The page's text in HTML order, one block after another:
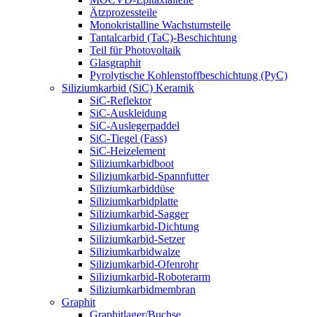
Ätzprozessteile
Monokristalline Wachstumsteile
Tantalcarbid (TaC)-Beschichtung
Teil für Photovoltaik
Glasgraphit
Pyrolytische Kohlenstoffbeschichtung (PyC)
Siliziumkarbid (SiC) Keramik
SiC-Reflektor
SiC-Auskleidung
SiC-Auslegerpaddel
SiC-Tiegel (Fass)
SiC-Heizelement
Siliziumkarbidboot
Siliziumkarbid-Spannfutter
Siliziumkarbiddüse
Siliziumkarbidplatte
Siliziumkarbid-Sagger
Siliziumkarbid-Dichtung
Siliziumkarbid-Setzer
Siliziumkarbidwalze
Siliziumkarbid-Ofenrohr
Siliziumkarbid-Roboterarm
Siliziumkarbidmembran
Graphit
Graphitlager/Buchse